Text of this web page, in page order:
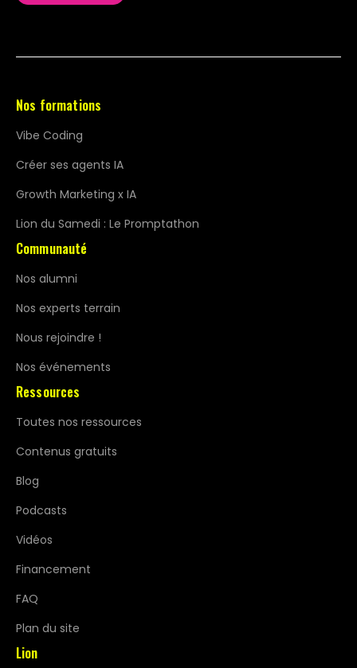
Nos formations
Vibe Coding
Créer ses agents IA
Growth Marketing x IA
Lion du Samedi : Le Promptathon
Communauté
Nos alumni
Nos experts terrain
Nous rejoindre !
Nos événements
Ressources
Toutes nos ressources
Contenus gratuits
Blog
Podcasts
Vidéos
Financement
FAQ
Plan du site
Lion